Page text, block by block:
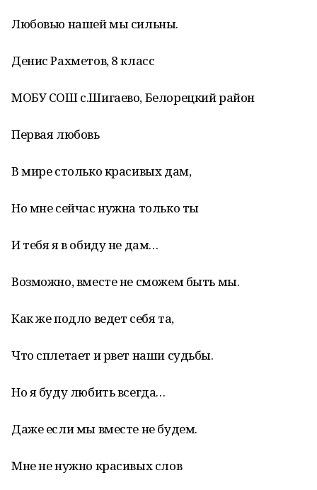
Любовью нашей мы сильны.
Денис Рахметов, 8 класс
МОБУ СОШ с.Шигаево, Белорецкий район
Первая любовь
В мире столько красивых дам,
Но мне сейчас нужна только ты
И тебя я в обиду не дам…
Возможно, вместе не сможем быть мы.
Как же подло ведет себя та,
Что сплетает и рвет наши судьбы.
Но я буду любить всегда…
Даже если мы вместе не будем.
Мне не нужно красивых слов